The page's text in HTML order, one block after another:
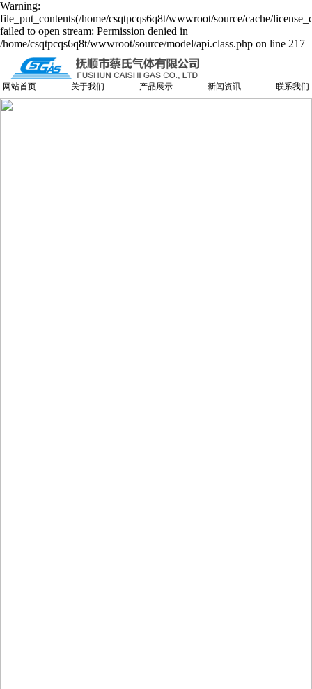
Warning:
file_put_contents(/home/csqtpcqs6q8t/wwwroot/source/cache/
failed to open stream: Permission denied in
/home/csqtpcqs6q8t/wwwroot/source/model/api.class.php on line 217
网站首页 关于我们 产品展示 新闻资讯 联系我们